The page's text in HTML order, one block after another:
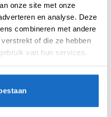
onze site met onze
en analyse. Deze
combineren met andere
of die ze hebben
van hun services.
met de Vale Dartbord
om perfect te
het strakke ontwerp
sluit stevig aan rond
voor je muur, maar